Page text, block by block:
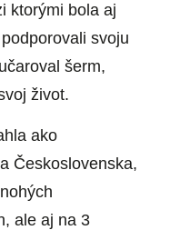
ktorými bola aj
svoju
šerm,
život.
ako
Československa,
ale aj na 3